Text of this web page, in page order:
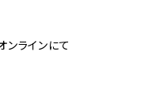
ンラインにて